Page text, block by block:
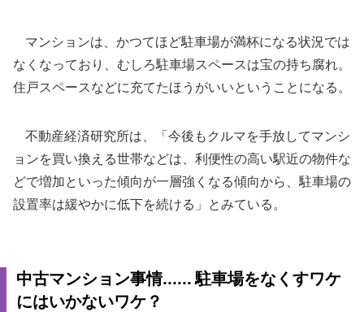
マンションは、かつてほど駐車場が満杯になる状況では
なくなっており、むしろ駐車場スペースは宝の持ち腐れ。
住戸スペースなどに充てたほうがいいということになる。
不動産経済研究所は、「今後もクルマを手放してマンシ
ョンを買い換える世帯などは、利便性の高い駅近の物件な
どで増加といった傾向が一層強くなる傾向から、駐車場の
設置率は緩やかに低下を続ける」とみている。
中古マンション事情...... 駐車場をなくすワケ
にはいかないワケ？